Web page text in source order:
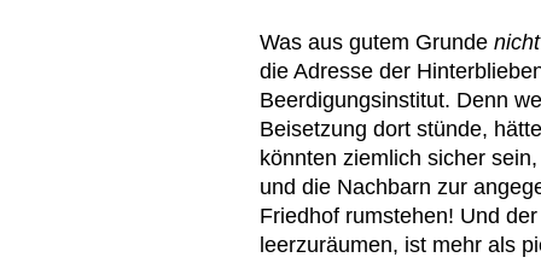
Was aus gutem Grunde
die Adresse der
Beerdigungsinstitut. Denn
Beisetzung dort stünde,
könnten ziemlich sicher
und die Nachbarn zur
Friedhof rumstehen! Und
leerzuräumen, ist mehr als